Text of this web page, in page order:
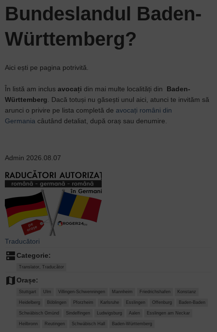
Bundeslandul Baden-
Württemberg?
Aici ești pe pagina potrivită.
În listă am inclus avocați din mai multe localități din
Baden-
Württemberg . Dacă totuși nu găsești unul aici, atunci te invităm să
arunci o privire pe lista completă de avocați români din
Germania câutând detaliat, după oraș sau denumire.
Admin 2026.08.07
Traducători
dnsCategorie:
Translator, Traducător
map Orașe:
Stuttgart Ulm Villingen-Schwenningen Mannheim Friedrichshafen Konstanz
Heidelberg Böblingen Pforzheim Karlsruhe Esslingen Offenburg Baden-Baden
Schwäbisch Gmünd Sindelfingen Ludwigsburg Aalen Esslingen am Neckar
Heilbronn Reutingen Schwäbisch Hall Baden-Württemberg